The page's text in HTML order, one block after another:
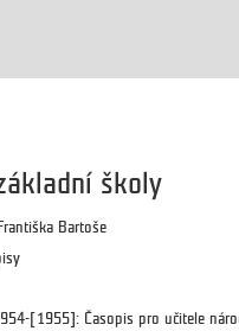
školy
Bartoše
[1955]: Časopis pro učitele